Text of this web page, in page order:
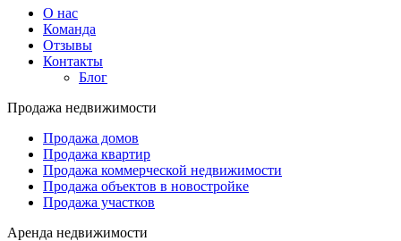
О нас
Команда
Отзывы
Контакты
Блог
Продажа недвижимости
Продажа домов
Продажа квартир
Продажа коммерческой недвижимости
Продажа объектов в новостройке
Продажа участков
Аренда недвижимости